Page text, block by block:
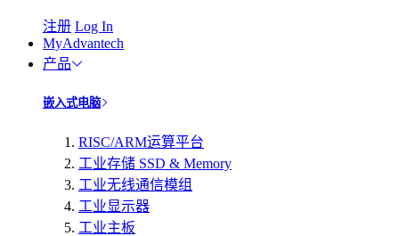
注册 Log In
MyAdvantech
产品
嵌入式电脑
RISC/ARM运算平台
工业存储 SSD & Memory
工业无线通信模组
工业显示器
工业主板